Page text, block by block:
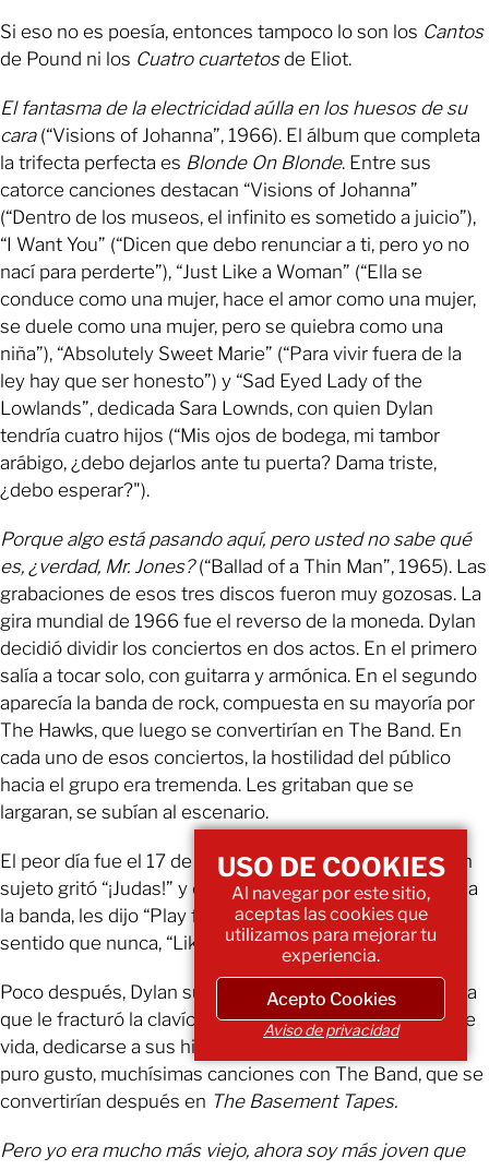
Si eso no es poesía, entonces tampoco lo son los Cantos
de Pound ni los Cuatro cuartetosde Eliot.
El fantasma de la electricidad aúlla en los huesos de su
cara(“Visions of Johanna”, 1966). El álbum que completa
la trifecta perfecta es Blonde On Blonde. Entre sus
catorce canciones destacan “Visions of Johanna”
(“Dentro de los museos, el infinito es sometido a juicio”),
“I Want You” (“Dicen que debo renunciar a ti, pero yo no
nací para perderte”), “Just Like a Woman” (“Ella se
conduce como una mujer, hace el amor como una mujer,
se duele como una mujer, pero se quiebra como una
niña”), “Absolutely Sweet Marie” (“Para vivir fuera de la
ley hay que ser honesto”) y “Sad Eyed Lady of the
Lowlands”, dedicada Sara Lownds, con quien Dylan
tendría cuatro hijos (“Mis ojos de bodega, mi tambor
arábigo, ¿debo dejarlos ante tu puerta? Dama triste,
¿debo esperar?").
Porque algo está pasando aquí, pero usted no sabe qué
es, ¿verdad, Mr. Jones?(“Ballad of a Thin Man”, 1965). Las
grabaciones de esos tres discos fueron muy gozosas. La
gira mundial de 1966 fue el reverso de la moneda. Dylan
decidió dividir los conciertos en dos actos. En el primero
salía a tocar solo, con guitarra y armónica. En el segundo
aparecía la banda de rock, compuesta en su mayoría por
The Hawks, que luego se convertirían en The Band. En
cada uno de esos conciertos, la hostilidad del público
hacia el grupo era tremenda. Les gritaban que se
largaran, se subían al escenario.
El peor día fue el 17 de mayo en Manchester, cuando un
sujeto gritó “¡Judas!” y el público aplaudió. Dylan volteó a
la banda, les dijo “Play fucking loud!” y sonó, con más
sentido que nunca, “Like a Rolling Stone”.
Poco después, Dylan sufrió un accidente en motocicleta
que le fracturó la clavícula. Ese hecho lo hizo cambiar de
vida, dedicarse a sus hijos y a su esposa y grabar, por
puro gusto, muchísimas canciones con The Band, que se
convertirían después en The Basement Tapes.
Pero yo era mucho más viejo, ahora soy más joven que
USO DE COOKIES
Al navegar por este sitio,
aceptas las cookies que
utilizamos para mejorar tu
experiencia.
Acepto Cookies
Aviso de privacidad